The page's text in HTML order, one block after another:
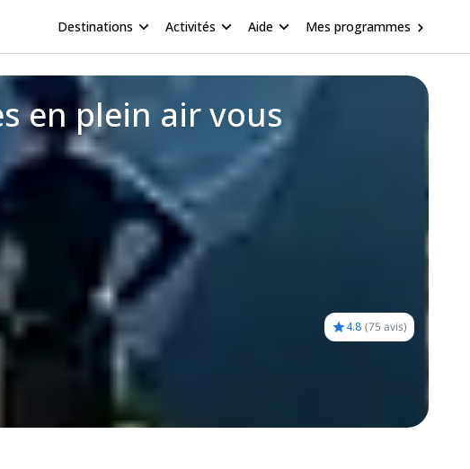
Destinations Activités Aide Mes programmes
en plein air vous
4.8 (75 avis)